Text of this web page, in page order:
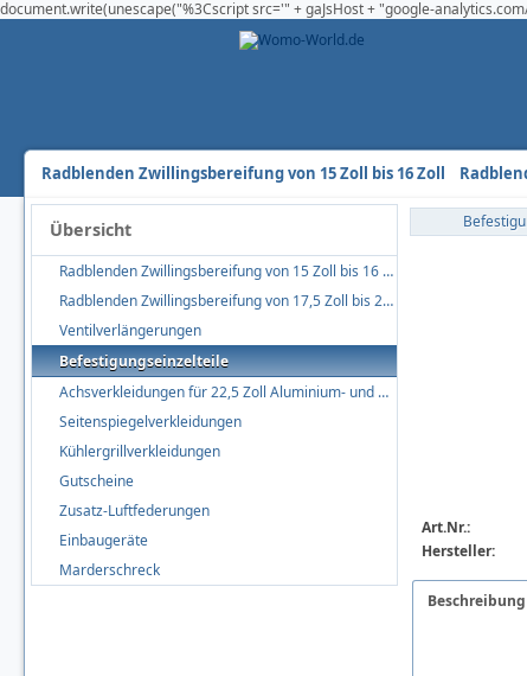
document.write(unescape("%3Cscript src='" + gaJsHost + "google-
Radblenden Zwillingsbereifung von 15 Zoll bis 16 Zoll
Übersicht
Radblenden Zwillingsbereifung von 15 Zoll bis 16 Zoll
Radblenden Zwillingsbereifung von 17,5 Zoll bis 22,5 Zoll
Ventilverlängerungen
Befestigungseinzelteile
Achsverkleidungen für 22,5 Zoll Aluminium- und Stahlfelgen
Seitenspiegelverkleidungen
Kühlergrillverkleidungen
Gutscheine
Zusatz-Luftfederungen
Einbaugeräte
Marderschreck
Art.Nr.:
Hersteller:
Beschreibung